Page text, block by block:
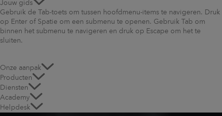
Jouw gids
Gebruik de Tab-toets om tussen hoofdmenu-items te navigeren. Druk
op Enter of Spatie om een submenu te openen. Gebruik Tab om
binnen het submenu te navigeren en druk op Escape om het te
sluiten.
Onze aanpak
Producten
Diensten
Academy
Helpdesk